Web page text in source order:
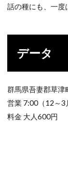
話の種にも、一度
データ
群馬県吾妻郡草
営業 7:00（12～
料金 大人600円